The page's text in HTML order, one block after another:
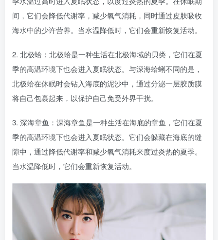
间，它们会降低代谢率，减少氧气消耗，同时通过皮肤吸收
海水中的少许营养。当水温降低时，它们会重新恢复活动。
2. 北极蛤：北极蛤是一种生活在北极海域的贝类，它们在夏
季的高温环境下也会进入夏眠状态。与深海蛤蜊不同的是，
北极蛤在休眠时会钻入海底的泥沙中，通过分泌一层胶质膜
将自己包裹起来，以保护自己免受外界干扰。
3. 深海章鱼：深海章鱼是一种生活在海底的章鱼，它们在夏
季的高温环境下也会进入夏眠状态。它们会躲藏在海底的缝
隙中，通过降低代谢率和减少氧气消耗来度过炎热的夏季。
当水温降低时，它们会重新恢复活动。